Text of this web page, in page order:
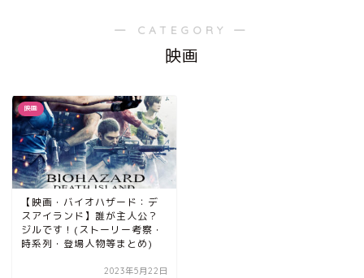
― CATEGORY ―
映画
映画
【映画・バイオハザード：デ
スアイランド】誰が主人公？
ジルです！(ストーリー考察・
時系列・登場人物等まとめ)
2023年5月22日